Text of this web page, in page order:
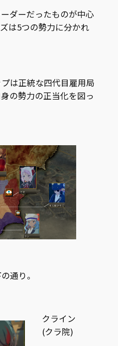
ダーだったものが中心
は5つの勢力に分かれ
は正統な四代目雇用局
の勢力の正当化を図っ
通り。
クライン
(クラ院)